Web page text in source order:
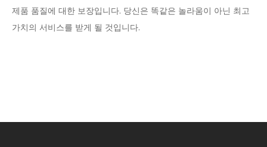
제품 품질에 대한 보장입니다. 당신은 똑같은 놀라움이 아닌 최고
가치의 서비스를 받게 될 것입니다.